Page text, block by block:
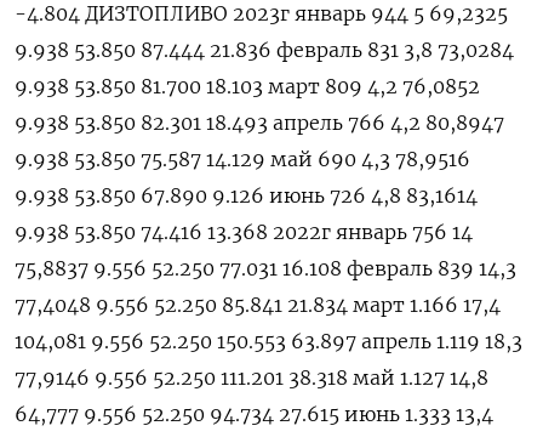
-4.804 ДИЗТОПЛИВО 2023г январь 944 5 69,2325
9.938 53.850 87.444 21.836 февраль 831 3,8 73,0284
9.938 53.850 81.700 18.103 март 809 4,2 76,0852
9.938 53.850 82.301 18.493 апрель 766 4,2 80,8947
9.938 53.850 75.587 14.129 май 690 4,3 78,9516
9.938 53.850 67.890 9.126 июнь 726 4,8 83,1614
9.938 53.850 74.416 13.368 2022г январь 756 14
75,8837 9.556 52.250 77.031 16.108 февраль 839 14,3
77,4048 9.556 52.250 85.841 21.834 март 1.166 17,4
104,081 9.556 52.250 150.553 63.897 апрель 1.119 18,3
77,9146 9.556 52.250 111.201 38.318 май 1.127 14,8
64,777 9.556 52.250 94.734 27.615 июнь 1.333 13,4